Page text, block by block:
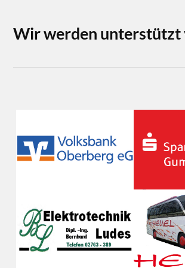
Wir werden unterstützt